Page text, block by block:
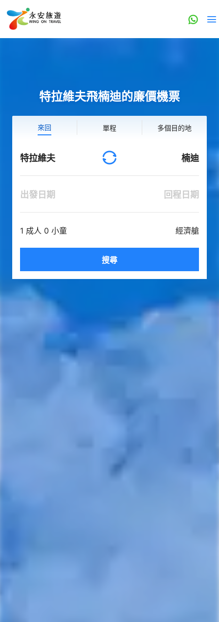
特拉維夫飛楠迪的廉價機票
來回 單程 多個目的地
特拉維夫 楠迪
出發日期 回程日期
1 成人 0 小童 經濟艙
搜尋